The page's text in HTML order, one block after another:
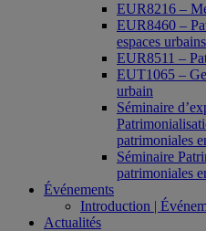
EUR8216 –
EUR8460 –
espaces urbains
EUR8511 –
EUT1065 –
urbain
Séminaire
patrimoniales
Séminaire
patrimoniales
Événements
Introduction |
Actualités